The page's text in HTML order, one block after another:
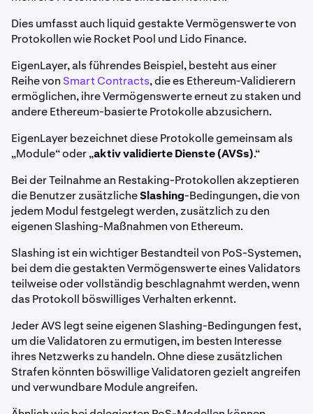
Dies umfasst auch liquid gestakte Vermögenswerte von
Protokollen wie Rocket Pool und Lido Finance.
EigenLayer, als führendes Beispiel, besteht aus einer
Reihe von Smart Contracts, die es Ethereum-Validierern
ermöglichen, ihre Vermögenswerte erneut zu staken und
andere Ethereum-basierte Protokolle abzusichern.
EigenLayer bezeichnet diese Protokolle gemeinsam als
„Module“ oder „aktiv validierte Dienste (AVSs).“
Bei der Teilnahme an Restaking-Protokollen akzeptieren
die Benutzer zusätzlicheSlashing-Bedingungen, die von
jedem Modul festgelegt werden, zusätzlich zu den
eigenen Slashing-Maßnahmen von Ethereum.
Slashing ist ein wichtiger Bestandteil von PoS-Systemen,
bei dem die gestakten Vermögenswerte eines Validators
teilweise oder vollständig beschlagnahmt werden, wenn
das Protokoll böswilliges Verhalten erkennt.
Jeder AVS legt seine eigenen Slashing-Bedingungen fest,
um die Validatoren zu ermutigen, im besten Interesse
ihres Netzwerks zu handeln. Ohne diese zusätzlichen
Strafen könnten böswillige Validatoren gezielt angreifen
und verwundbare Module angreifen.